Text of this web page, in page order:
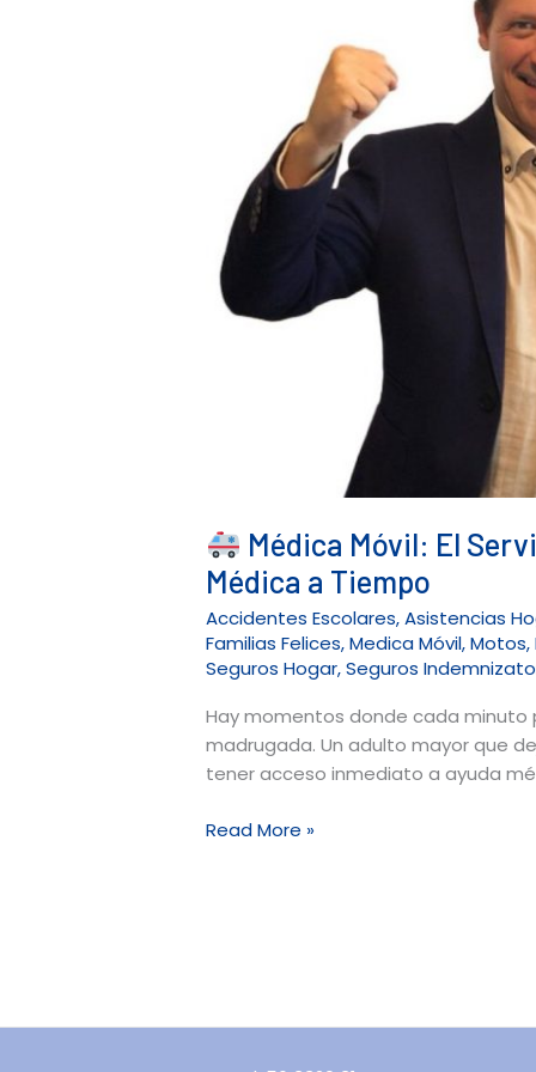
Médica Móvil: El
Médica a Tiempo
Accidentes Escolares,Asistencias
Familias Felices,Medica Móvil,Motos,
Seguros Hogar,Seguros
Hay momentos donde cada minuto
madrugada. Un adulto mayor que
tener acceso inmediato a ayuda
Read More »